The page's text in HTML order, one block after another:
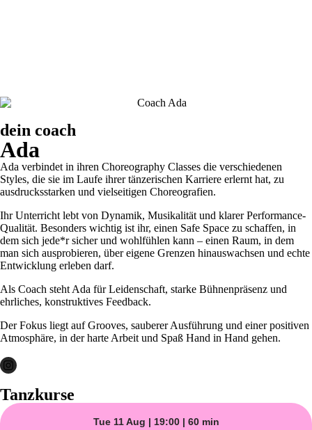
dein coach
Ada
Ada verbindet in ihren Choreography Classes die verschiedenen
Styles, die sie im Laufe ihrer tänzerischen Karriere erlernt hat, zu
ausdrucksstarken und vielseitigen Choreografien.
Ihr Unterricht lebt von Dynamik, Musikalität und klarer Performance-
Qualität. Besonders wichtig ist ihr, einen Safe Space zu schaffen, in
dem sich jede*r sicher und wohlfühlen kann – einen Raum, in dem
man sich ausprobieren, über eigene Grenzen hinauswachsen und echte
Entwicklung erleben darf.
Als Coach steht Ada für Leidenschaft, starke Bühnenpräsenz und
ehrliches, konstruktives Feedback.
Der Fokus liegt auf Grooves, sauberer Ausführung und einer positiven
Atmosphäre, in der harte Arbeit und Spaß Hand in Hand gehen.
Tanzkurse
Tue 11 Aug | 19:00 | 60 min